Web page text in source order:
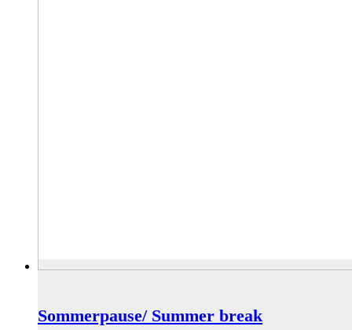
Sommerpause/ Summer break